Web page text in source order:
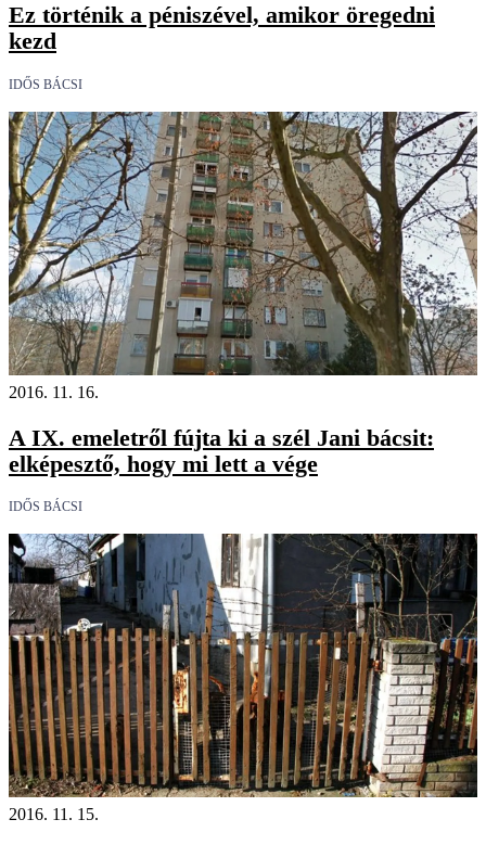
Ez történik a péniszével, amikor öregedni
kezd
IDŐS BÁCSI
2016. 11. 16.
A IX. emeletről fújta ki a szél Jani bácsit:
elképesztő, hogy mi lett a vége
IDŐS BÁCSI
2016. 11. 15.